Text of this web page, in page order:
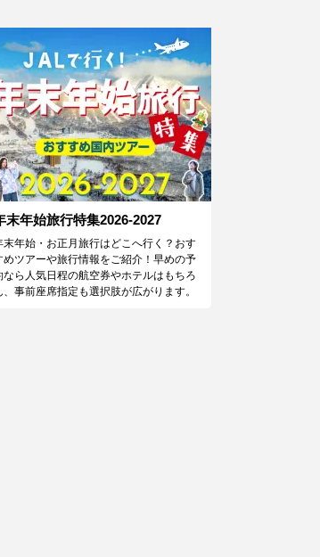
末年始旅行特集2026-2027
末年始・お正月旅行はどこへ行く？おす
めツアーや旅行情報をご紹介！早めの予
なら人気日程の航空券やホテルはもちろ
、事前座席指定も選択肢が広がります。